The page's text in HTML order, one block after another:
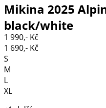
Mikina 2025
black/white
1 990,- Kč
1 690,- Kč
S
M
L
XL